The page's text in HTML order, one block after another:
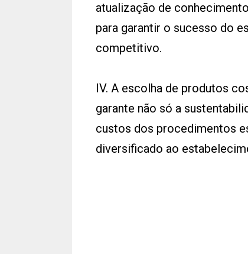
atualização de
para garantir o sucesso do
competitivo.
IV. A escolha de produtos
garante não só a
custos dos procedimentos
diversificado ao